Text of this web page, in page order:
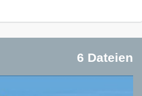
6 Dateien